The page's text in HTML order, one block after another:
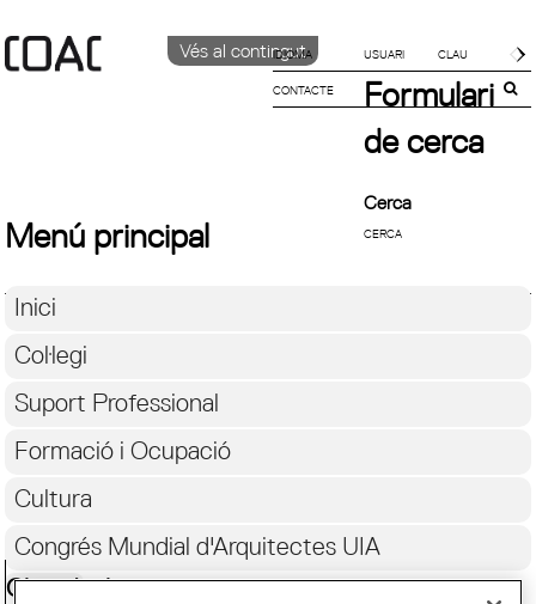
Vés al contingut
IDIOMA
CATALÀ
CONTACTE
Formulari
de cerca
Cerca
Menú principal
Inici
Col·legi
Suport Professional
Formació i Ocupació
Cultura
Congrés Mundial d'Arquitectes UIA
Ciutadania